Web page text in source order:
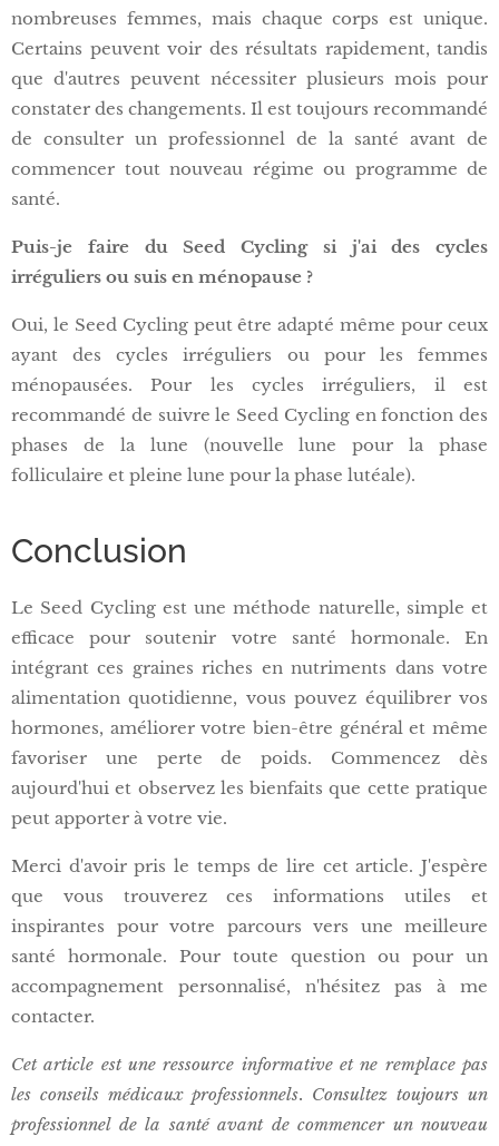
nombreuses femmes, mais chaque corps est unique.
Certains peuvent voir des résultats rapidement, tandis
que d'autres peuvent nécessiter plusieurs mois pour
constater des changements. Il est toujours recommandé
de consulter un professionnel de la santé avant de
commencer tout nouveau régime ou programme de
santé.
Puis-je faire du Seed Cycling si j'ai des cycles
irréguliers ou suis en ménopause ?
Oui, le Seed Cycling peut être adapté même pour ceux
ayant des cycles irréguliers ou pour les femmes
ménopausées. Pour les cycles irréguliers, il est
recommandé de suivre le Seed Cycling en fonction des
phases de la lune (nouvelle lune pour la phase
folliculaire et pleine lune pour la phase lutéale).
Conclusion
Le Seed Cycling est une méthode naturelle, simple et
efficace pour soutenir votre santé hormonale. En
intégrant ces graines riches en nutriments dans votre
alimentation quotidienne, vous pouvez équilibrer vos
hormones, améliorer votre bien-être général et même
favoriser une perte de poids. Commencez dès
aujourd'hui et observez les bienfaits que cette pratique
peut apporter à votre vie.
Merci d'avoir pris le temps de lire cet article. J'espère
que vous trouverez ces informations utiles et
inspirantes pour votre parcours vers une meilleure
santé hormonale. Pour toute question ou pour un
accompagnement personnalisé, n'hésitez pas à me
contacter.
Cet article est une ressource informative et ne remplace pas
les conseils médicaux professionnels. Consultez toujours un
professionnel de la santé avant de commencer un nouveau